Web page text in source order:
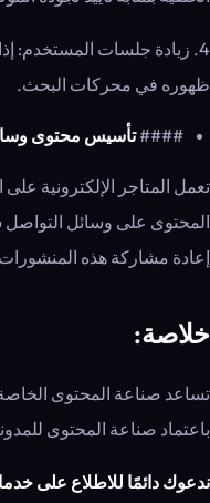
4. زيادة جلسات المستخدم:
ظهوره في محركات البحث.
####تأسيس محتوى
تعمل المتاجر الإلكترونية
المحتوى على وسائل التواصل
إعادة مشاركة هذه المنشورات
خلاصة:
تساعد صناعة المحتوى الخاصة
باعتماد صناعة المحتوى
ندعوك دائمًا للاطلاع على